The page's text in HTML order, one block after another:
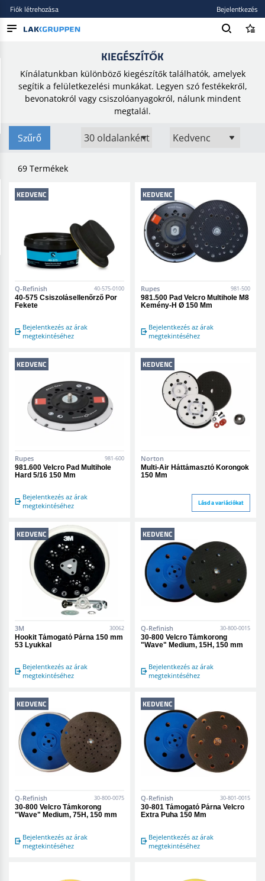
BLOG
ÚJ BEKERÜLT
Fiók létrehozása Bejelentkezés
KIEGÉSZÍTŐK
Kínálatunkban különböző kiegészítők találhatók, amelyek
segítik a felületkezelési munkákat. Legyen szó festékekről,
bevonatokról vagy csiszolóanyagokról, nálunk mindent
megtalál.
Szűrő
69 Termékek
KEDVENC
Q-Refinish 40-575-0100
40-575 Csiszolásellenőrző Por
Fekete
Bejelentkezés az árak
megtekintéséhez
KEDVENC
Rupes 981-500
981.500 Pad Velcro Multihole M8
Kemény-H Ø 150 Mm
Bejelentkezés az árak
megtekintéséhez
KEDVENC
Rupes 981-600
981.600 Velcro Pad Multihole
Hard 5/16 150 Mm
Bejelentkezés az árak
megtekintéséhez
KEDVENC
Norton
Multi-Air Háttámasztó Korongok
150 Mm
Lásd a variációkat
KEDVENC
3M 30062
Hookit Támogató Párna 150 mm
53 Lyukkal
Bejelentkezés az árak
megtekintéséhez
KEDVENC
Q-Refinish 30-800-0015
30-800 Velcro Támkorong
"Wave" Medium, 15H, 150 mm
Bejelentkezés az árak
megtekintéséhez
KEDVENC
Q-Refinish 30-800-0075
30-800 Velcro Támkorong
"Wave" Medium, 75H, 150 mm
Bejelentkezés az árak
megtekintéséhez
KEDVENC
Q-Refinish 30-801-0015
30-801 Támogató Párna Velcro
Extra Puha 150 Mm
Bejelentkezés az árak
megtekintéséhez